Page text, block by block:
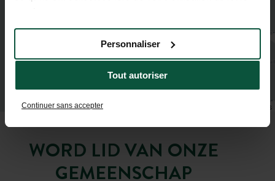
Tout autoriser
Personnaliser
Continuer sans accepter contributors
WORD LID VAN ONZE
GEMEENSCHAP